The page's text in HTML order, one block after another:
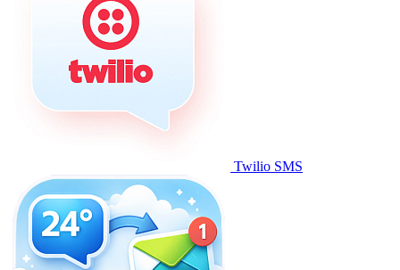
Twilio SMS